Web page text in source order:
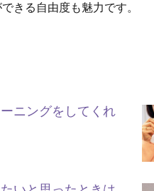
きる自由度も魅力です。
ーニングをしてくれ